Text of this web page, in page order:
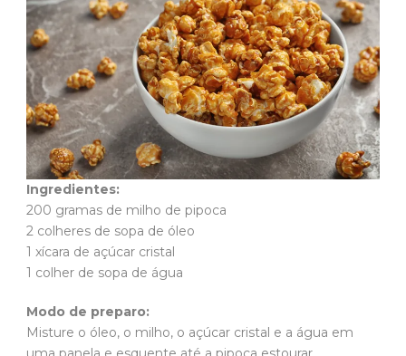
Ingredientes:
200 gramas de milho de pipoca
2 colheres de sopa de óleo
1 xícara de açúcar cristal
1 colher de sopa de água
Modo de preparo:
Misture o óleo, o milho, o açúcar cristal e a água em